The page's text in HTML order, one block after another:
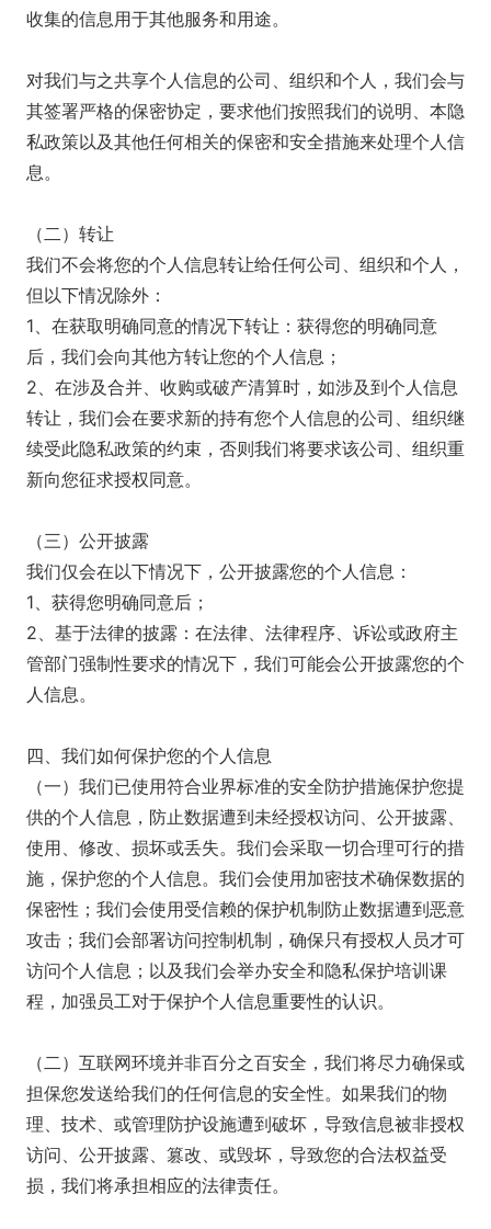
收集的信息用于其他服务和用途。
对我们与之共享个人信息的公司、组织和个人，我们会与
其签署严格的保密协定，要求他们按照我们的说明、本隐
私政策以及其他任何相关的保密和安全措施来处理个人信
息。
（二）转让
我们不会将您的个人信息转让给任何公司、组织和个人，
但以下情况除外：
1、在获取明确同意的情况下转让：获得您的明确同意
后，我们会向其他方转让您的个人信息；
2、在涉及合并、收购或破产清算时，如涉及到个人信息
转让，我们会在要求新的持有您个人信息的公司、组织继
续受此隐私政策的约束，否则我们将要求该公司、组织重
新向您征求授权同意。
（三）公开披露
我们仅会在以下情况下，公开披露您的个人信息：
1、获得您明确同意后；
2、基于法律的披露：在法律、法律程序、诉讼或政府主
管部门强制性要求的情况下，我们可能会公开披露您的个
人信息。
四、我们如何保护您的个人信息
（一）我们已使用符合业界标准的安全防护措施保护您提
供的个人信息，防止数据遭到未经授权访问、公开披露、
使用、修改、损坏或丢失。我们会采取一切合理可行的措
施，保护您的个人信息。我们会使用加密技术确保数据的
保密性；我们会使用受信赖的保护机制防止数据遭到恶意
攻击；我们会部署访问控制机制，确保只有授权人员才可
访问个人信息；以及我们会举办安全和隐私保护培训课
程，加强员工对于保护个人信息重要性的认识。
（二）互联网环境并非百分之百安全，我们将尽力确保或
担保您发送给我们的任何信息的安全性。如果我们的物
理、技术、或管理防护设施遭到破坏，导致信息被非授权
访问、公开披露、篡改、或毁坏，导致您的合法权益受
损，我们将承担相应的法律责任。